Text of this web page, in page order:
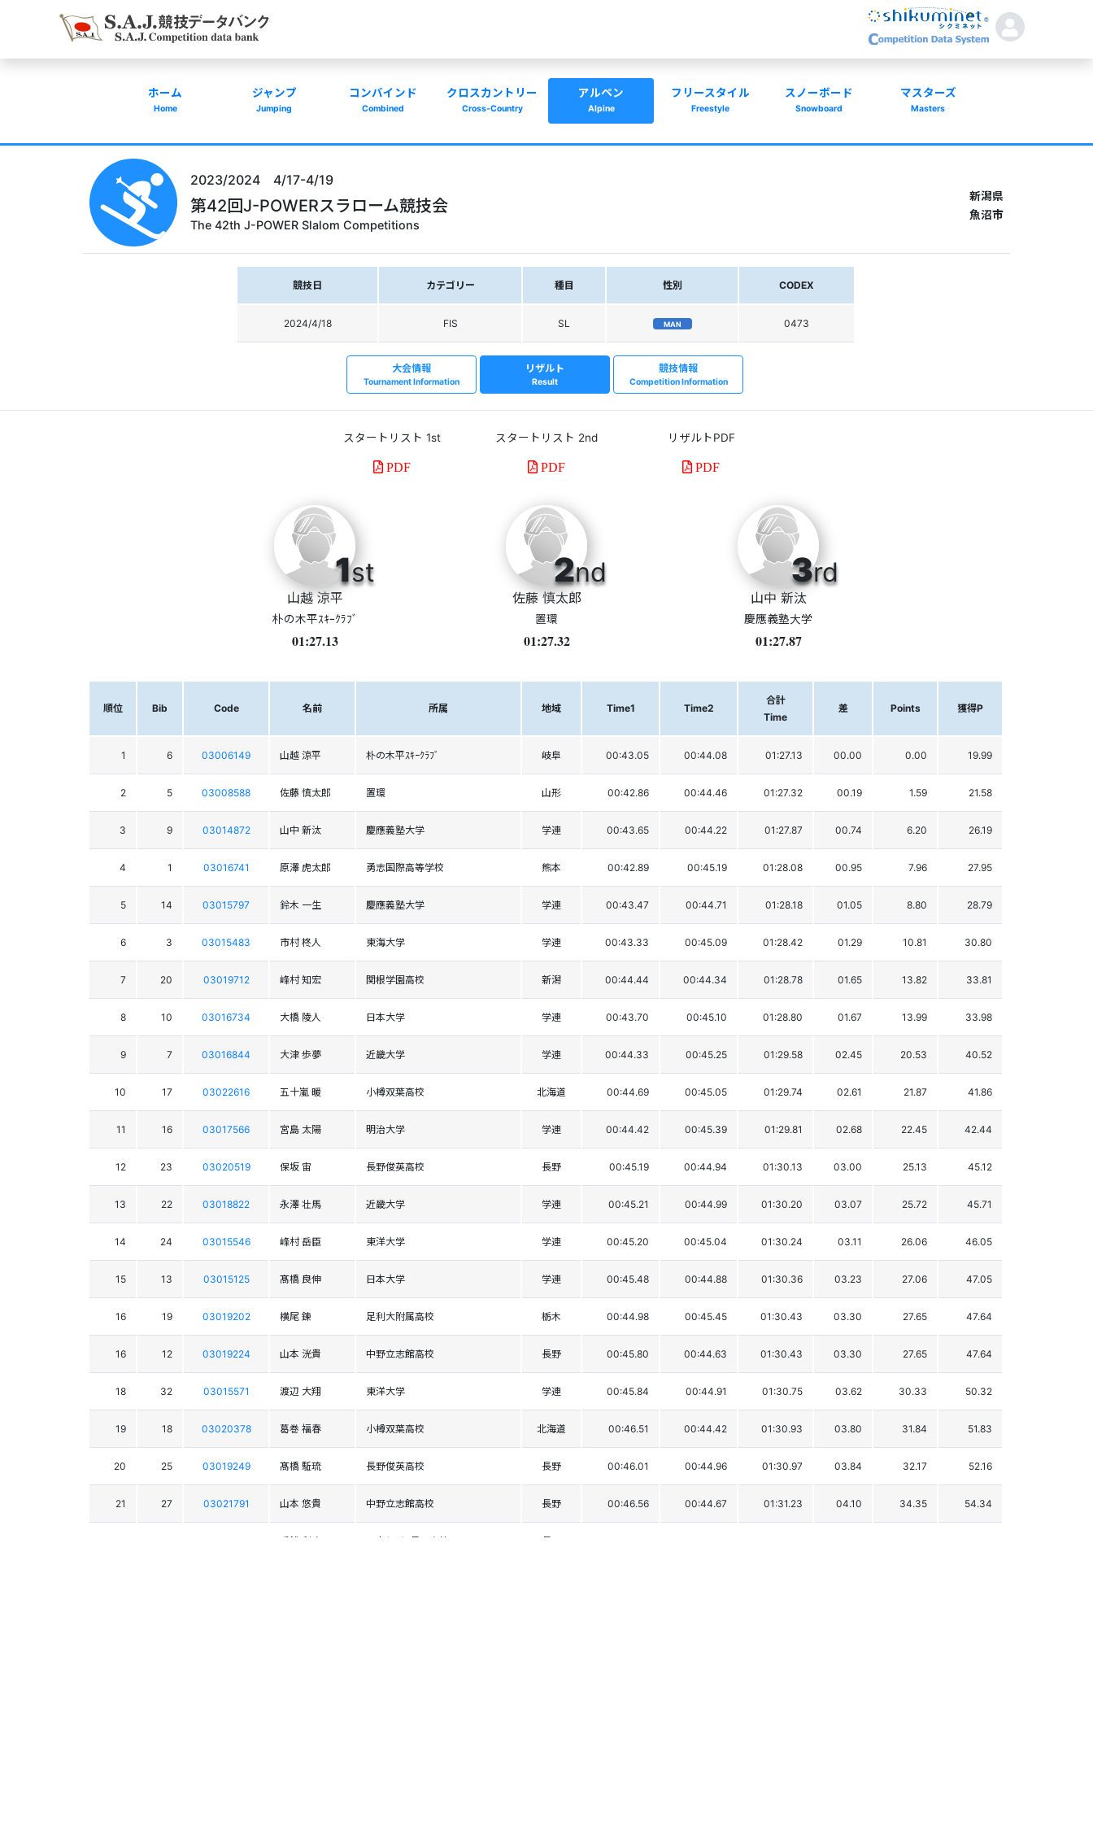
ホーム
Home
ジャンプ
Jumping
コンバインド
Combined
クロスカントリー
Cross-Country
アルペン
Alpine
フリースタイル
Freestyle
スノーボード
Snowboard
マスターズ
Masters
2023/2024 4/17-4/19
第42回J-POWERスラローム競技会
The 42th J-POWER Slalom Competitions
新潟県
魚沼市
競技日 カテゴリー 種目 性別 CODEX
2024/4/18 FIS SL MAN 0473
大会情報
Tournament Information
リザルト
Result
競技情報
Competition Information
スタートリスト 1st
PDF
スタートリスト 2nd
PDF
リザルトPDF
PDF
1st
山越 涼平
朴の木平ｽｷｰｸﾗﾌﾞ
01:27.13
2nd
佐藤 慎太郎
置環
01:27.32
3rd
山中 新汰
慶應義塾大学
01:27.87
順位 Bib Code 名前 所属 地域 Time1 Time2
合計
Time
差 Points 獲得P
1 6 03006149 山越 涼平 朴の木平ｽｷｰｸﾗﾌﾞ 岐阜 00:43.05 00:44.08 01:27.13 00.00 0.00 19.99
2 5 03008588 佐藤 慎太郎 置環 山形 00:42.86 00:44.46 01:27.32 00.19 1.59 21.58
3 9 03014872 山中 新汰 慶應義塾大学 学連 00:43.65 00:44.22 01:27.87 00.74 6.20 26.19
4 1 03016741 原澤 虎太郎 勇志国際高等学校 熊本 00:42.89 00:45.19 01:28.08 00.95 7.96 27.95
5 14 03015797 鈴木 一生 慶應義塾大学 学連 00:43.47 00:44.71 01:28.18 01.05 8.80 28.79
6 3 03015483 市村 柊人 東海大学 学連 00:43.33 00:45.09 01:28.42 01.29 10.81 30.80
7 20 03019712 峰村 知宏 関根学園高校 新潟 00:44.44 00:44.34 01:28.78 01.65 13.82 33.81
8 10 03016734 大橋 陵人 日本大学 学連 00:43.70 00:45.10 01:28.80 01.67 13.99 33.98
9 7 03016844 大津 歩夢 近畿大学 学連 00:44.33 00:45.25 01:29.58 02.45 20.53 40.52
10 17 03022616 五十嵐 暖 小樽双葉高校 北海道 00:44.69 00:45.05 01:29.74 02.61 21.87 41.86
11 16 03017566 宮島 太陽 明治大学 学連 00:44.42 00:45.39 01:29.81 02.68 22.45 42.44
12 23 03020519 保坂 宙 長野俊英高校 長野 00:45.19 00:44.94 01:30.13 03.00 25.13 45.12
13 22 03018822 永澤 壮馬 近畿大学 学連 00:45.21 00:44.99 01:30.20 03.07 25.72 45.71
14 24 03015546 峰村 岳臣 東洋大学 学連 00:45.20 00:45.04 01:30.24 03.11 26.06 46.05
15 13 03015125 髙橋 良伸 日本大学 学連 00:45.48 00:44.88 01:30.36 03.23 27.06 47.05
16 19 03019202 横尾 錬 足利大附属高校 栃木 00:44.98 00:45.45 01:30.43 03.30 27.65 47.64
16 12 03019224 山本 洸貴 中野立志館高校 長野 00:45.80 00:44.63 01:30.43 03.30 27.65 47.64
18 32 03015571 渡辺 大翔 東洋大学 学連 00:45.84 00:44.91 01:30.75 03.62 30.33 50.32
19 18 03020378 葛巻 福春 小樽双葉高校 北海道 00:46.51 00:44.42 01:30.93 03.80 31.84 51.83
20 25 03019249 髙橋 駈琉 長野俊英高校 長野 00:46.01 00:44.96 01:30.97 03.84 32.17 52.16
21 27 03021791 山本 悠貴 中野立志館高校 長野 00:46.56 00:44.67 01:31.23 04.10 34.35 54.34
手銭 利玖 日本ｳｪﾙﾈｽ長野高校 長野